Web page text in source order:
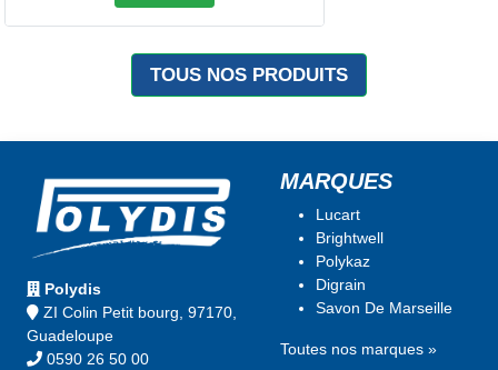
TOUS NOS PRODUITS
Polydis
ZI Colin Petit bourg, 97170,
Guadeloupe
0590 26 50 00
MARQUES
Lucart
Brightwell
Polykaz
Digrain
Savon De Marseille
Toutes nos marques »